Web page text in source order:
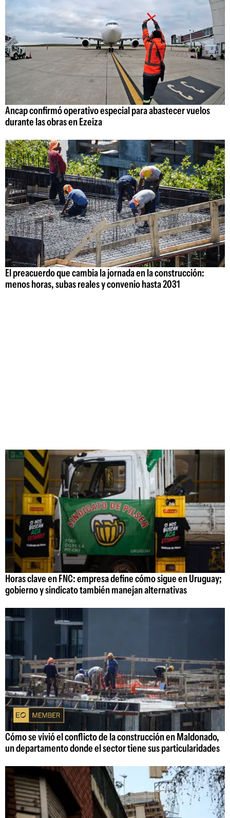
Ancap confirmó operativo especial para abastecer vuelos
durante las obras en Ezeiza
El preacuerdo que cambia la jornada en la construcción:
menos horas, subas reales y convenio hasta 2031
Horas clave en FNC: empresa define cómo sigue en Uruguay;
gobierno y sindicato también manejan alternativas
Cómo se vivió el conflicto de la construcción en Maldonado,
un departamento donde el sector tiene sus particularidades